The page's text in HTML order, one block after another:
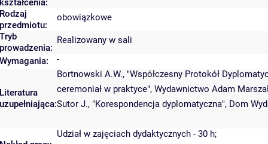
kształcenia:
Rodzaj
przedmiotu:
obowiązkowe
Tryb
prowadzenia:
Realizowany w sali
Wymagania:
-
Literatura
uzupełniająca:
Bortnowski A.W., "Współczesny Protokół
ceremoniał w praktyce", Wydawnictwo Adam
Sutor J., "Korespondencja dyplomatyczna", Dom
Udział w zajęciach dydaktycznych - 30 h;